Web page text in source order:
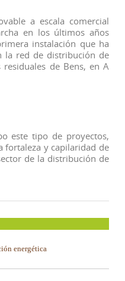
a escala comercial
en los últimos años
instalación que ha
la red de distribución de
de Bens, en A
este tipo de proyectos,
fortaleza y capilaridad de
de la distribución de
energética